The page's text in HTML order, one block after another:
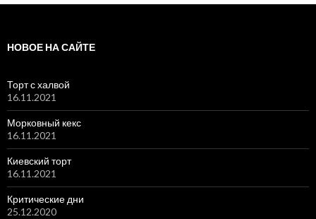
НОВОЕ НА САЙТЕ
Торт с халвой
16.11.2021
Морковный кекс
16.11.2021
Киевский торт
16.11.2021
Критические дни
25.12.2020